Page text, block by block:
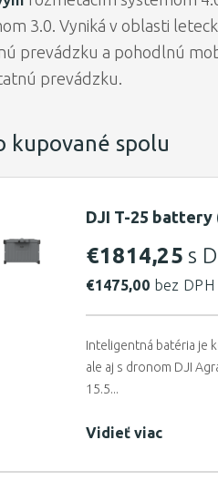
3.0. Vyniká v oblasti
prevádzku a pohodlnú
prevádzku.
kupované spolu
DJI T-25 battery
€1814,25 s
€1475,00 bez DPH
Inteligentná batéria je
ale aj s dronom DJI
15.5...
Vidieť viac